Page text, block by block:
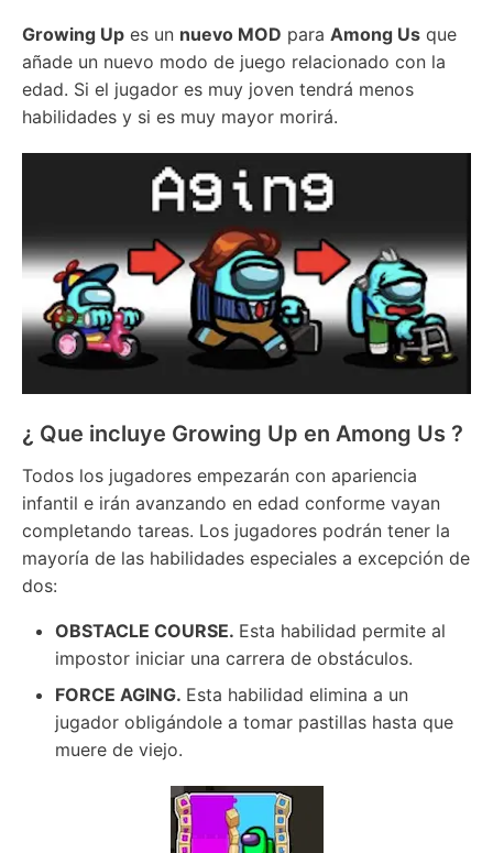
Growing Up es un nuevo MOD para Among Us que
añade un nuevo modo de juego relacionado con la
edad. Si el jugador es muy joven tendrá menos
habilidades y si es muy mayor morirá.
¿ Que incluye Growing Up en Among Us ?
Todos los jugadores empezarán con apariencia
infantil e irán avanzando en edad conforme vayan
completando tareas. Los jugadores podrán tener la
mayoría de las habilidades especiales a excepción de
dos:
OBSTACLE COURSE. Esta habilidad permite al
impostor iniciar una carrera de obstáculos.
FORCE AGING. Esta habilidad elimina a un
jugador obligándole a tomar pastillas hasta que
muere de viejo.